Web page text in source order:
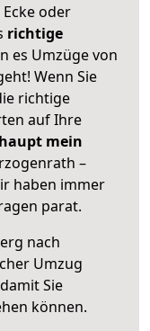
oder
richtige
es Umzüge von
Wenn Sie
richtige
auf Ihre
mein
–
haben immer
parat.
nach
Umzug
Sie
können.